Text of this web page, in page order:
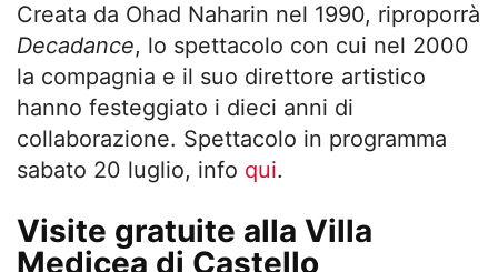
Creata da Ohad Naharin nel 1990, riproporrà
Decadance, lo spettacolo con cui nel 2000
la compagnia e il suo direttore artistico
hanno festeggiato i dieci anni di
collaborazione. Spettacolo in programma
sabato 20 luglio, info qui.
Visite gratuite alla Villa
Medicea di Castello